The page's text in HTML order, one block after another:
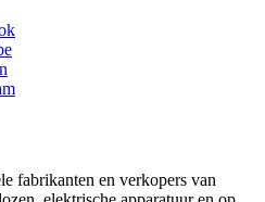
fabrikanten en verkopers van